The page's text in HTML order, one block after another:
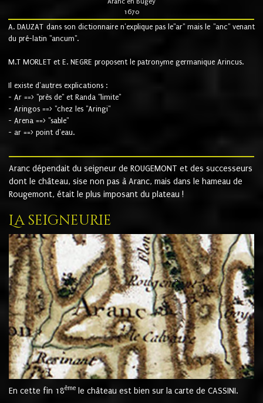
1670
A. DAUZAT dans son dictionnaire n'explique pas le"ar" mais le "anc" venant
du pré-latin "ancum".
M.T MORLET et E. NEGRE proposent le patronyme germanique Arincus.
Il existe d'autres explications :
- Ar ==> "près de" et Randa "limite"
- Aringos ==> "chez les "Aringi"
- Arena ==> "sable"
- ar ==> point d'eau.
Aranc dépendait du seigneur de ROUGEMONT et des successeurs
dont le château, sise non pas à Aranc, mais dans le hameau de
Rougemont, était le plus imposant du plateau !
La seigneurie
En cette fin 18ème le château est bien sur la carte de CASSINI.